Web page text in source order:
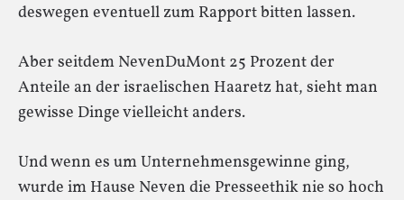
deswegen eventuell zum Rapport bitten lassen.
Aber seitdem NevenDuMont 25 Prozent der
Anteile an der israelischen Haaretz hat, sieht man
gewisse Dinge vielleicht anders.
Und wenn es um Unternehmensgewinne ging,
wurde im Hause Neven die Presseethik nie so hoch